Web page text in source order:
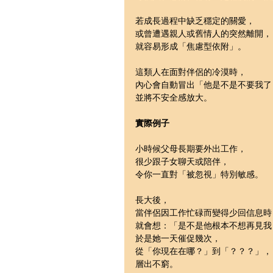
若成長過程中缺乏穩定的關愛，
或曾遭遇親人或舊情人的突然離開，
就容易形成「焦慮型依附」。
這類人在面對伴侶的冷漠時，
內心會自動冒出「他是不是不要我了
並將不安全感放大。
實際例子
小時候父母長期要外出工作，
很少跟子女聊天或陪伴，
令你一直對「被忽視」特別敏感。
長大後，
當伴侶因工作忙碌而變得少回信息時
就會想：「是不是他根本不想再見我
於是她一天催促幾次，
從「你現在在哪？」到「？？？」，
層出不窮。